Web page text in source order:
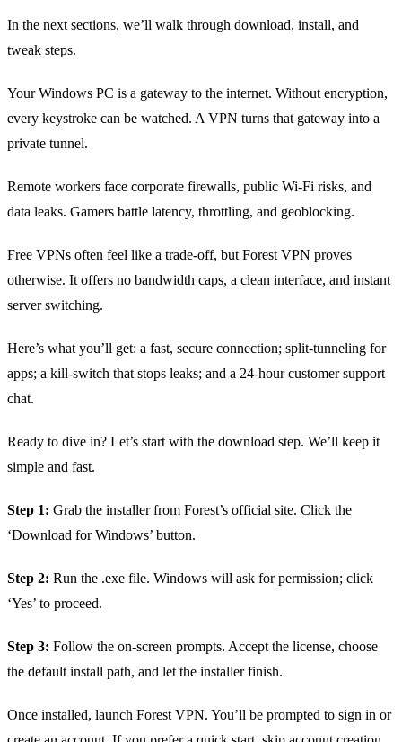
In the next sections, we’ll walk through download, install, and
tweak steps.
Your Windows PC is a gateway to the internet. Without encryption,
every keystroke can be watched. A VPN turns that gateway into a
private tunnel.
Remote workers face corporate firewalls, public Wi‑Fi risks, and
data leaks. Gamers battle latency, throttling, and geoblocking.
Free VPNs often feel like a trade‑off, but Forest VPN proves
otherwise. It offers no bandwidth caps, a clean interface, and instant
server switching.
Here’s what you’ll get: a fast, secure connection; split‑tunneling for
apps; a kill‑switch that stops leaks; and a 24‑hour customer support
chat.
Ready to dive in? Let’s start with the download step. We’ll keep it
simple and fast.
Step 1: Grab the installer from Forest’s official site. Click the
‘Download for Windows’ button.
Step 2: Run the .exe file. Windows will ask for permission; click
‘Yes’ to proceed.
Step 3: Follow the on‑screen prompts. Accept the license, choose
the default install path, and let the installer finish.
Once installed, launch Forest VPN. You’ll be prompted to sign in or